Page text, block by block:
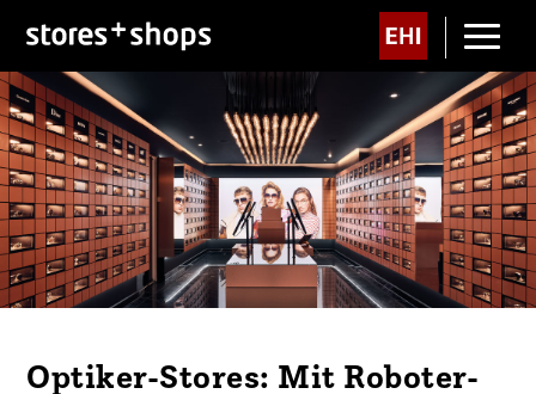
Optiker-Stores: Mit Roboter-